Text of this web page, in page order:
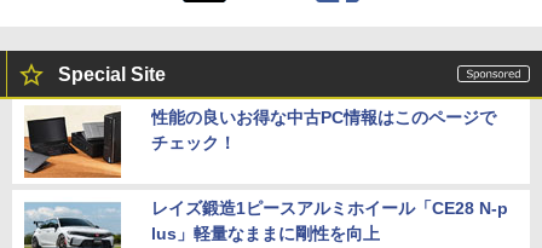
Special Site
性能の良いお得な中古PC情報はこのページで
チェック！
レイズ鍛造1ピースアルミホイール「CE28 N-p
lus」軽量なままに剛性を向上